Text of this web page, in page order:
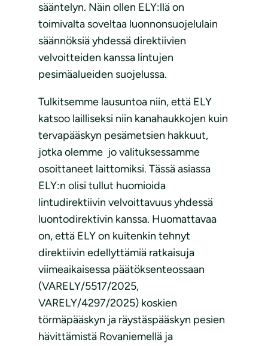
sääntelyn. Näin ollen ELY:llä on
toimivalta soveltaa luonnonsuojelulain
säännöksiä yhdessä direktiivien
velvoitteiden kanssa lintujen
pesimäalueiden suojelussa.
Tulkitsemme lausuntoa niin, että ELY
katsoo lailliseksi niin kanahaukkojen kuin
tervapääskyn pesämetsien hakkuut,
jotka olemme jo valituksessamme
osoittaneet laittomiksi. Tässä asiassa
ELY:n olisi tullut huomioida
lintudirektiivin velvoittavuus yhdessä
luontodirektivin kanssa. Huomattavaa
on, että ELY on kuitenkin tehnyt
direktiivin edellyttämiä ratkaisuja
viimeaikaisessa päätöksenteossaan
(VARELY/5517/2025,
VARELY/4297/2025) koskien
törmäpääskyn ja räystäspääskyn pesien
hävittämistä Rovaniemellä ja